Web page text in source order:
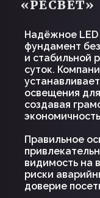
Надёжное
фундамент
и стабильной
суток.
освещения
создавая
Правильное
видимость на
риски
доверие